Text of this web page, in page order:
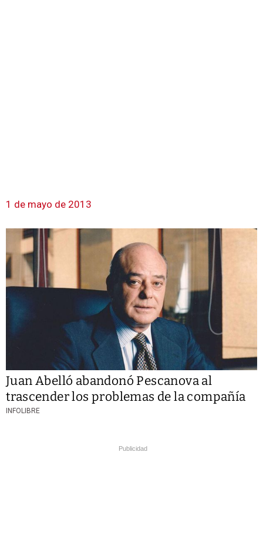
1 de mayo de 2013
Juan Abelló abandonó Pescanova al
trascender los problemas de la compañía
INFOLIBRE
Publicidad